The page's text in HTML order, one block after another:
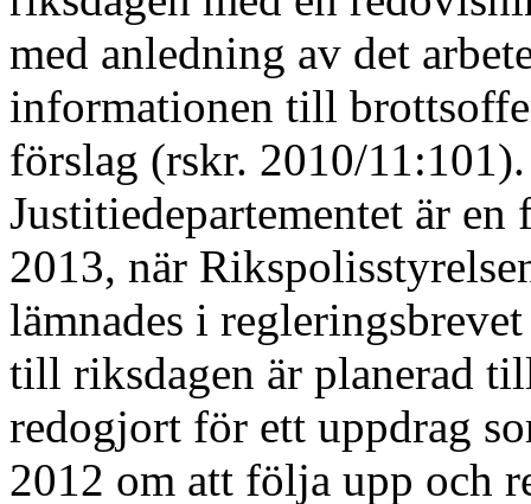
med anledning av det
informationen till
förslag (rskr. 2010/
Justitiedepartementet är
2013, när
lämnades i
till riksdagen är planerad
redogjort för ett uppdrag
2012 om att följa upp och